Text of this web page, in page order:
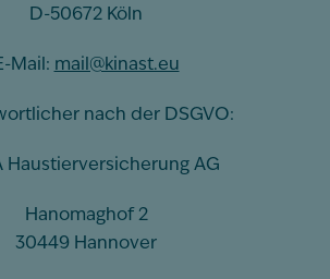
D-50672 Köln
Mail: mail@kinast.eu
nach der DSGVO:
Haustierversicherung AG
Hanomaghof 2
30449 Hannover